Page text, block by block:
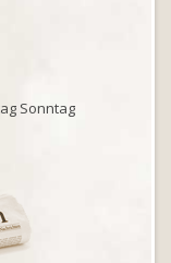
Sonntag